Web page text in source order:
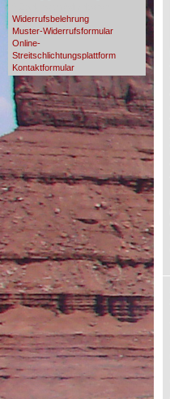
Widerrufsbelehrung
Muster-Widerrufsformular
Online-
Streitschlichtungsplattform
Kontaktformular